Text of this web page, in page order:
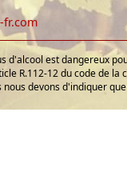
fr.com
d'alcool est dangereux
R.112-12 du code de la
nous devons d'indiquer